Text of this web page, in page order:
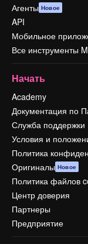
Агенты Новое
API
Мобильное
Все инструменты
Начать
Academy
Документация по
Служба поддержки
Условия и
Политика
Оригиналы Новое
Политика файлов
Центр доверия
Партнеры
Предприятие